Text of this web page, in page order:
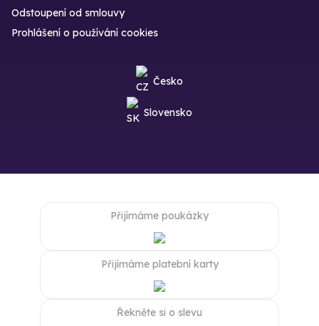
Odstoupení od smlouvy
Prohlášení o používání cookies
Česko
Slovensko
Přijímáme poukázky
Přijímáme platební karty
Řekněte si o slevu